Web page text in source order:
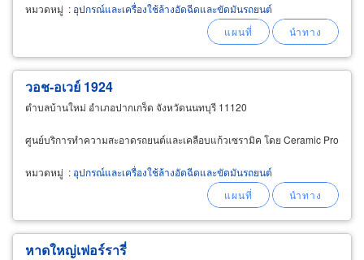
หมวดหมู่ : อุปกรณ์และเครื่องใช้ล้างอัดฉีดและขัดมันรถยนต์
วอช-อเวย์ 1924
ตำบลบ้านใหม่ อำเภอปากเกร็ด จังหวัดนนทบุรี 11120
ศูนย์บริการทำความสะอาดรถยนต์และเคลือบแก้วเซรามิค โดย Ceramic Pro
หมวดหมู่ : อุปกรณ์และเครื่องใช้ล้างอัดฉีดและขัดมันรถยนต์
หาดใหญ่เฟอร์รารี่